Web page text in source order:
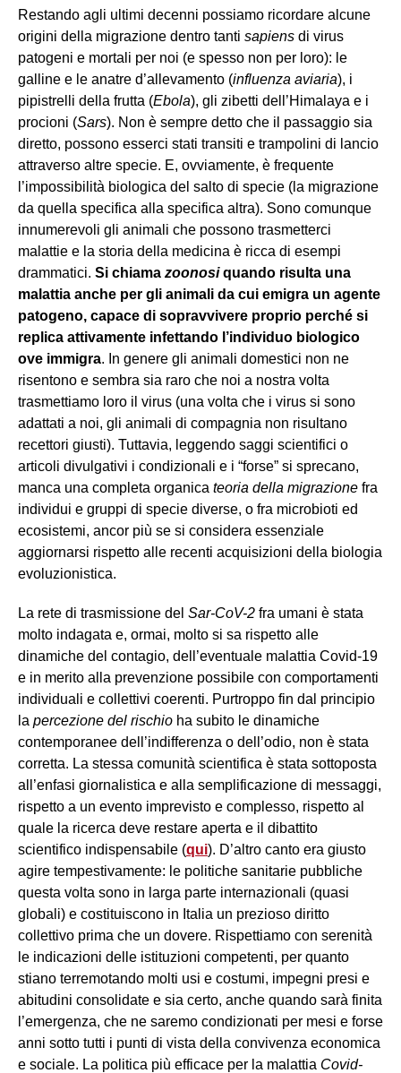
Restando agli ultimi decenni possiamo ricordare alcune
origini della migrazione dentro tanti sapiens di virus
patogeni e mortali per noi (e spesso non per loro): le
galline e le anatre d’allevamento (influenza aviaria), i
pipistrelli della frutta (Ebola), gli zibetti dell’Himalaya e i
procioni (Sars). Non è sempre detto che il passaggio sia
diretto, possono esserci stati transiti e trampolini di lancio
attraverso altre specie. E, ovviamente, è frequente
l’impossibilità biologica del salto di specie (la migrazione
da quella specifica alla specifica altra). Sono comunque
innumerevoli gli animali che possono trasmetterci
malattie e la storia della medicina è ricca di esempi
drammatici. Si chiama zoonosiquando risulta una
malattia anche per gli animali da cui emigra un agente
patogeno, capace di sopravvivere proprio perché si
replica attivamente infettando l’individuo biologico
ove immigra. In genere gli animali domestici non ne
risentono e sembra sia raro che noi a nostra volta
trasmettiamo loro il virus (una volta che i virus si sono
adattati a noi, gli animali di compagnia non risultano
recettori giusti). Tuttavia, leggendo saggi scientifici o
articoli divulgativi i condizionali e i “forse” si sprecano,
manca una completa organica teoria della migrazione fra
individui e gruppi di specie diverse, o fra microbioti ed
ecosistemi, ancor più se si considera essenziale
aggiornarsi rispetto alle recenti acquisizioni della biologia
evoluzionistica.
La rete di trasmissione del Sar-CoV-2 fra umani è stata
molto indagata e, ormai, molto si sa rispetto alle
dinamiche del contagio, dell’eventuale malattia Covid-19
e in merito alla prevenzione possibile con comportamenti
individuali e collettivi coerenti. Purtroppo fin dal principio
la percezione del rischio ha subito le dinamiche
contemporanee dell’indifferenza o dell’odio, non è stata
corretta. La stessa comunità scientifica è stata sottoposta
all’enfasi giornalistica e alla semplificazione di messaggi,
rispetto a un evento imprevisto e complesso, rispetto al
quale la ricerca deve restare aperta e il dibattito
scientifico indispensabile (qui). D’altro canto era giusto
agire tempestivamente: le politiche sanitarie pubbliche
questa volta sono in larga parte internazionali (quasi
globali) e costituiscono in Italia un prezioso diritto
collettivo prima che un dovere. Rispettiamo con serenità
le indicazioni delle istituzioni competenti, per quanto
stiano terremotando molti usi e costumi, impegni presi e
abitudini consolidate e sia certo, anche quando sarà finita
l’emergenza, che ne saremo condizionati per mesi e forse
anni sotto tutti i punti di vista della convivenza economica
e sociale. La politica più efficace per la malattia Covid-